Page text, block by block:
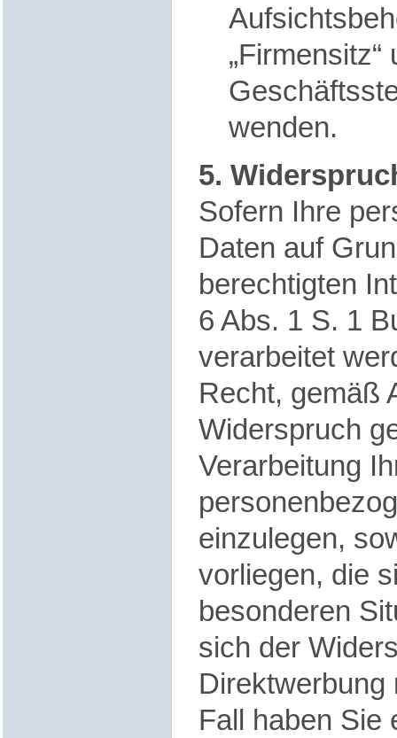
„Firmensitz“
wenden.
5.
Sofern Ihre
Daten auf
berechtigten
6 Abs. 1 S. 1
verarbeitet
Recht, gemäß
Widerspruch
Verarbeitung
einzulegen,
vorliegen, die
besonderen
sich der
Direktwerbung
Fall haben Sie